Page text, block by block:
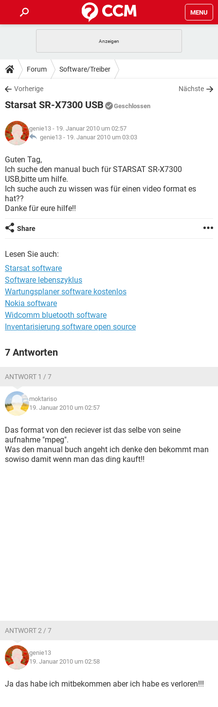
MENU
ANDROID IOS
WINDOWS 10
WHATSAPP TIKTOK
FACEBOOK
TIPPS & TRICKS
SPIELE
WHATSAPP TIKTOK
FACEBOOK
DOWNLOADS
SPIELE STREAMING
ANDROID
WINDOWS 10 INSTAGRAM
WHATSAPP
FACEBOOK HARDWARE
SPIELE STREAMING
ANDROID
WINDOWS 10
WHATSAPP
FACEBOOK
LEXIKON
SPIELE
ANDROID IOS
WINDOWS 10 INSTAGRAM
WHATSAPP
FACEBOOK
Forum Software/Treiber
Vorherige Nächste
Starsat SR-X7300 USB Geschlossen
genie13 - 19. Januar 2010 um 02:57
genie13 - 19. Januar 2010 um 03:03
Guten Tag,
Ich suche den manual buch für STARSAT SR-X7300
USB,bitte um hilfe.
Ich suche auch zu wissen was für einen video format es
hat??
Danke für eure hilfe!!
Share
Lesen Sie auch:
Starsat software
Software lebenszyklus
Wartungsplaner software kostenlos
Nokia software
Widcomm bluetooth software
Inventarisierung software open source
7 Antworten
ANTWORT 1 / 7
moktariso
19. Januar 2010 um 02:57
Das format von den reciever ist das selbe von seine
aufnahme "mpeg".
Was den manual buch angeht ich denke den bekommt man
sowiso damit wenn man das ding kauft!!
ANTWORT 2 / 7
genie13
19. Januar 2010 um 02:58
Ja das habe ich mitbekommen aber ich habe es verloren!!!